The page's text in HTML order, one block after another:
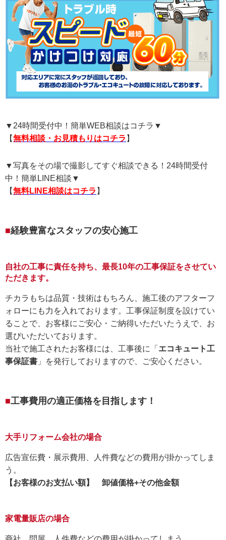
▼24時間受付中！簡単WEB相談はコチラ▼
【無料相談・お見積もりはコチラ 】
▼写真をその場で撮影してすぐ相談できる！24時間受付
中！簡単LINE相談▼
【無料LINE相談はコチラ 】
経験豊富なスタッフの安心施工
自社の工事に責任を持ち、最長10年の工事保証をさせてい
ただきます。
チカラもちは品質・技術はもちろん、施工後のアフターフ
ォローにも力を入れております。工事保証制度を設けてい
ることで、お客様にご安心・ご納得いただいたうえで、お
選びいただいております。
当社で施工されたお客様には、工事後に「 エコキュート工
事保証書 」を発行しておりますので、ご安心ください。
工事費用の適正価格を目指します！
大手リフォーム会社の場合
広告宣伝費・展示費用、人件費などの費用が掛かってしま
う。
【お客様のお支払い額】 卸値価格+その他金額
家電量販店の場合